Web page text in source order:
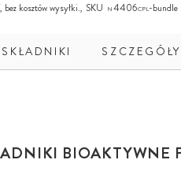
bez kosztów wysyłki., SKU N4406CPL-bundle
SKŁADNIKI SZCZEGÓŁY
BIOAKTYWNE